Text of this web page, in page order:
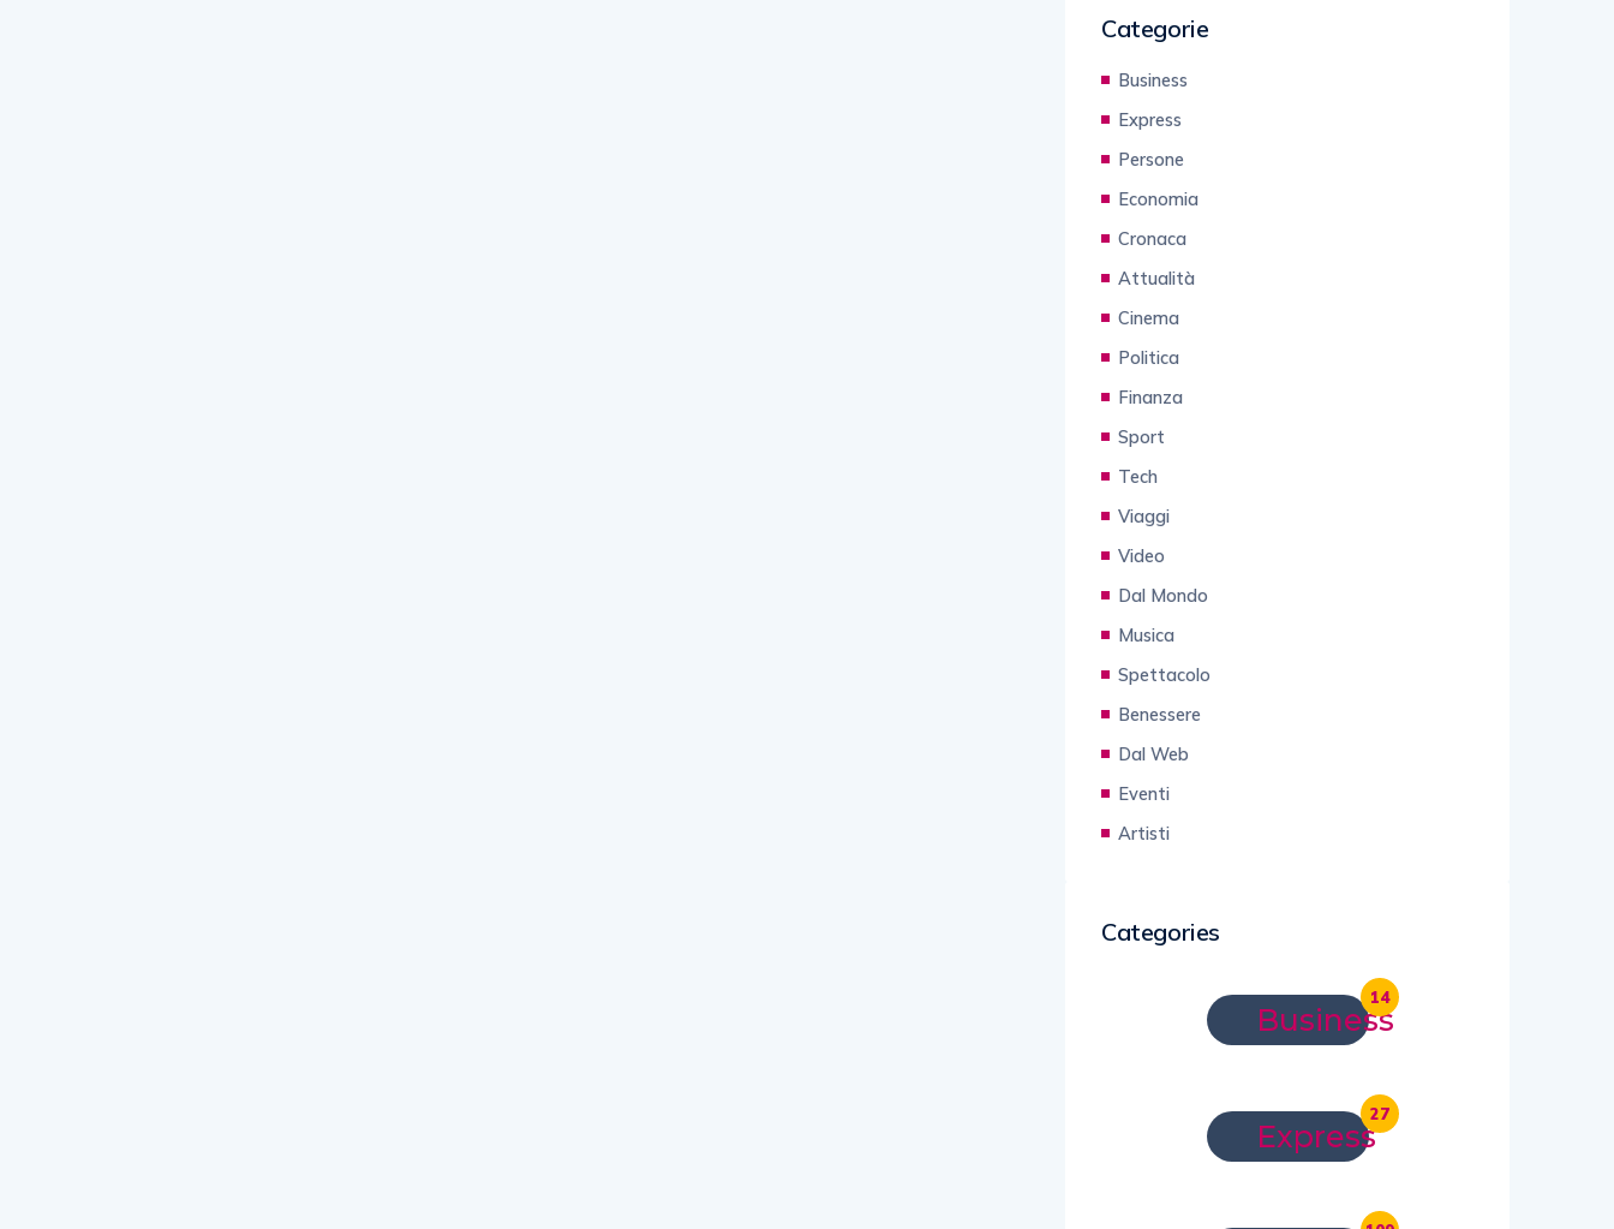
Categorie
Business
Express
Persone
Economia
Cronaca
Attualità
Cinema
Politica
Finanza
Sport
Tech
Viaggi
Video
Dal Mondo
Musica
Spettacolo
Benessere
Dal Web
Eventi
Artisti
Categories
Business
14
Express
27